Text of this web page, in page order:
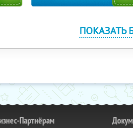
ПОКАЗАТЬ
Партнёрам